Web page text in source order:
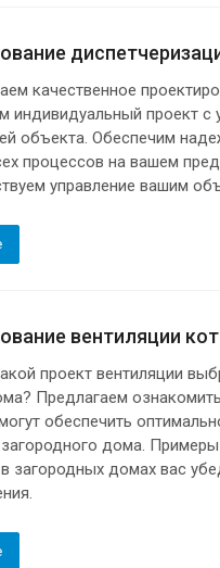
качественное
индивидуальный проект с
объекта. Обеспечим
процессов на вашем
управление вашим
вентиляции
проект вентиляции
Предлагаем
обеспечить
дома.
загородных домах вас